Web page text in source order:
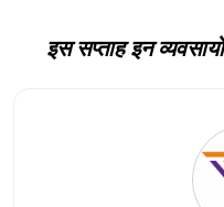
इस सप्ताह इन